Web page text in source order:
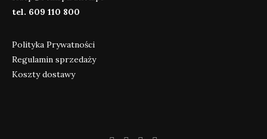
tel. 609 110 800
Polityka Prywatności
Regulamin sprzedaży
Koszty dostawy